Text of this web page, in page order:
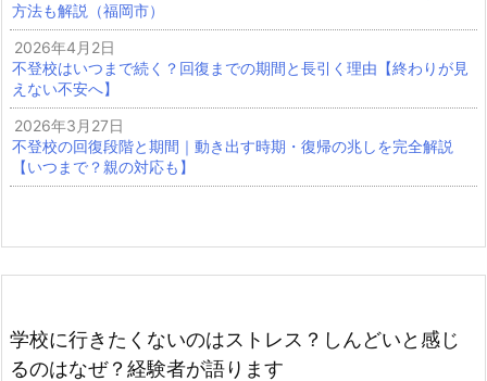
方法も解説（福岡市）
2026年4月2日
不登校はいつまで続く？回復までの期間と長引く理由【終わりが見
えない不安へ】
2026年3月27日
不登校の回復段階と期間｜動き出す時期・復帰の兆しを完全解説
【いつまで？親の対応も】
学校に行きたくないのはストレス？しんどいと感じ
るのはなぜ？経験者が語ります